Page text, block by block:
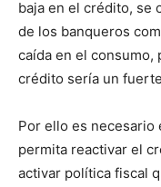
baja en el crédito, se
de los banqueros
caída en el
crédito sería un
Por ello es necesario
permita reactivar el
activar política fiscal